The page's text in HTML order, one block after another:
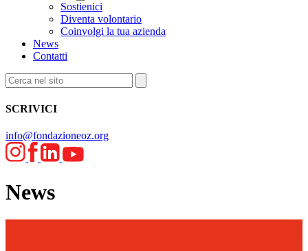
Sostienici
Diventa volontario
Coinvolgi la tua azienda
News
Contatti
SCRIVICI
info@fondazioneoz.org
News